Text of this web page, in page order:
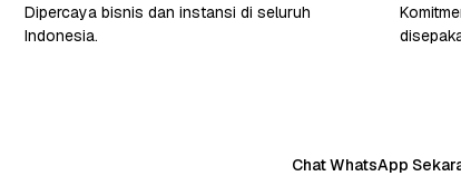
Dipercaya bisnis dan instansi di seluruh
Indonesia.
Chat WhatsApp